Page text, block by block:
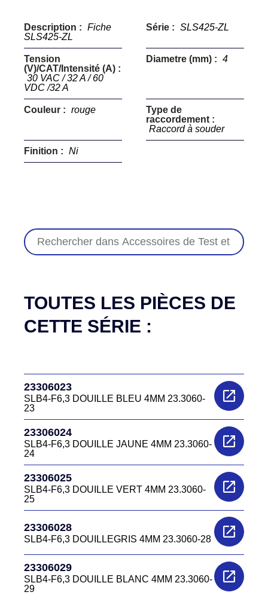
Description : Fiche
SLS425-ZL
Série : SLS425-ZL
Tension
(V)/CAT/Intensité (A) :
30 VAC / 32 A / 60
VDC /32 A
Diametre (mm) : 4
Couleur : rouge
Type de
raccordement :
Raccord à souder
Finition : Ni
TOUTES LES PIÈCES DE
CETTE SÉRIE :
23306023
SLB4-F6,3 DOUILLE BLEU 4MM 23.3060-
23
23306024
SLB4-F6,3 DOUILLE JAUNE 4MM 23.3060-
24
23306025
SLB4-F6,3 DOUILLE VERT 4MM 23.3060-
25
23306028
SLB4-F6,3 DOUILLEGRIS 4MM 23.3060-28
23306029
SLB4-F6,3 DOUILLE BLANC 4MM 23.3060-
29